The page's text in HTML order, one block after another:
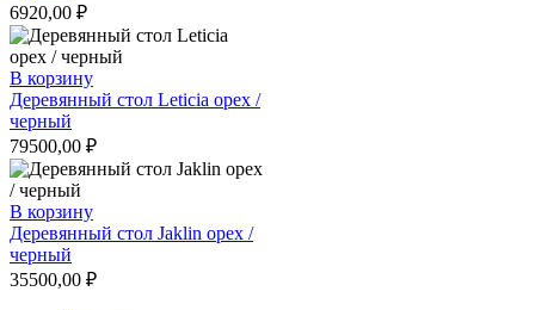
6920,00 ₽
В корзину
Деревянный стол Leticia орех /
черный
79500,00 ₽
В корзину
Деревянный стол Jaklin орех /
черный
35500,00 ₽